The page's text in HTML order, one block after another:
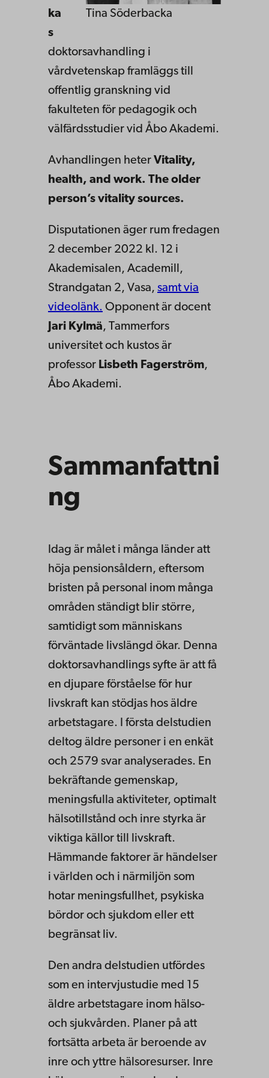
Tina Söderbacka
ka
s
doktorsavhandling i
vårdvetenskap framläggs till
offentlig granskning vid
fakulteten för pedagogik och
välfärdsstudier vid Åbo Akademi.
Avhandlingen heter Vitality,
health, and work. The older
person’s vitality sources.
Disputationen äger rum fredagen
2 december 2022 kl. 12 i
Akademisalen, Academill,
Strandgatan 2, Vasa, samt via
videolänk. Opponent är docent
Jari Kylmä, Tammerfors
universitet och kustos är
professor Lisbeth Fagerström,
Åbo Akademi.
Sammanfattni
ng
Idag är målet i många länder att
höja pensionsåldern, eftersom
bristen på personal inom många
områden ständigt blir större,
samtidigt som människans
förväntade livslängd ökar. Denna
doktorsavhandlings syfte är att få
en djupare förståelse för hur
livskraft kan stödjas hos äldre
arbetstagare. I första delstudien
deltog äldre personer i en enkät
och 2579 svar analyserades. En
bekräftande gemenskap,
meningsfulla aktiviteter, optimalt
hälsotillstånd och inre styrka är
viktiga källor till livskraft.
Hämmande faktorer är händelser
i världen och i närmiljön som
hotar meningsfullhet, psykiska
bördor och sjukdom eller ett
begränsat liv.
Den andra delstudien utfördes
som en intervjustudie med 15
äldre arbetstagare inom hälso-
och sjukvården. Planer på att
fortsätta arbeta är beroende av
inre och yttre hälsoresurser. Inre